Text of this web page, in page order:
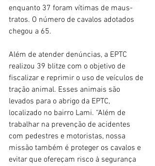
enquanto 37 foram vítimas de maus-
tratos. O número de cavalos adotados
chegou a 65.
Além de atender denúncias, a EPTC
realizou 39 blitze com o objetivo de
fiscalizar e reprimir o uso de veículos de
tração animal. Esses animais são
levados para o abrigo da EPTC,
localizado no bairro Lami. “Além de
trabalhar na prevenção de acidentes
com pedestres e motoristas, nossa
missão também é proteger os cavalos e
evitar que ofereçam risco à segurança